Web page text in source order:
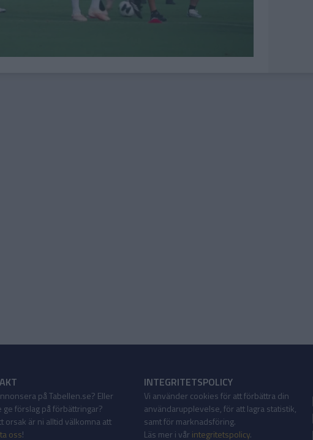
på Tabellen.se? Eller
ge förslag på förbättringar?
orsak är ni alltid välkomna att
oss!
INTEGRITETSPOLICY
Vi använder cookies för att förbättra din
användarupplevelse, för att lagra statistik,
samt för marknadsföring.
Läs mer i vår integritetspolicy.